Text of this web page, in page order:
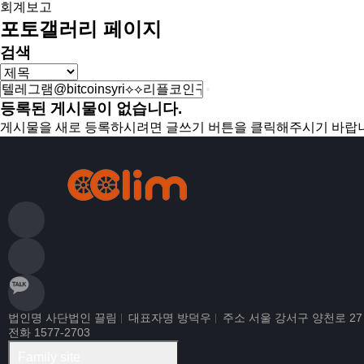
회계보고
포토갤러리 페이지
검색
등록된 게시물이 없습니다.
게시물을 새로 등록하시려면 글쓰기 버튼을 클릭해주시기 바랍
법인명 사단법인 끌림 대표자명 방덕우 주소 서울 강서구 양천로 27
전화 1577-2703